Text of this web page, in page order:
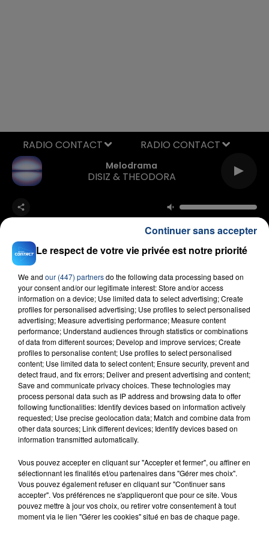
Melodrama
DISIZ & THEODORA
RADIO CONTACT
FIL D'ACTU
23 juillet 2026
INCENDIE MORTEL À LENS : UNE FEMME ET
SON BÉBÉ ENTRE LA VIE ET LA...
Un homme s'est immolé par le feu après avoir
aspergé sa compagne et leur bébé de trois mois
d'un liquide inflammable.
Le respect de votre vie privée est notre priorité
We and our (447) partnersdo the following data processing based on
your consent and/or our legitimate interest: Store and/or access
information on a device; Use limited data to select advertising; Create
profiles for personalised advertising; Use profiles to select personalised
advertising; Measure advertising performance; Measure content
performance; Understand audiences through statistics or combinations
of data from different sources; Develop and improve services; Create
profiles to personalise content; Use profiles to select personalised
content; Use limited data to select content; Ensure security, prevent and
detect fraud, and fix errors; Deliver and present advertising and content;
Save and communicate privacy choices. These technologies may
process personal data such as IP address and browsing data to offer
following functionalities: Identify devices based on information actively
requested; Use precise geolocation data; Match and combine data from
other data sources; Link different devices; Identify devices based on
information transmitted automatically.
Vous pouvez accepter en cliquant sur "Accepter et fermer", ou affiner en
sélectionnant les finalités et/ou partenaires dans "Gérer mes choix".
Vous pouvez également refuser en cliquant sur "Continuer sans
accepter". Vos préférences ne s'appliqueront que pour ce site. Vous
pouvez mettre à jour vos choix, ou retirer votre consentement à tout
moment via le lien "Gérer les cookies" situé en bas de chaque page.
Continuer sans accepter